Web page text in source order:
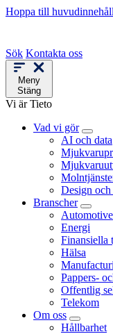
Hoppa till huvudinnehåll
Sök Kontakta oss
Meny
Stäng
Vi är Tieto
Vad vi gör
AI och data
Design
Branscher
Automotive
Energi
Finansiella
Hälsa
Pappers-
Offentlig
Telekom
Om oss
Hållbarhet